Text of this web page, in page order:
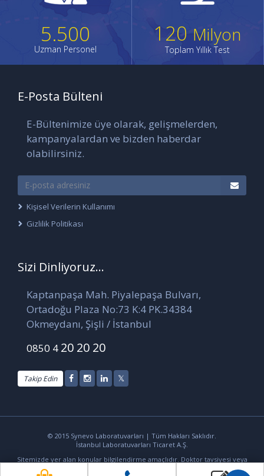
5.500
Uzman Personel
120 Milyon
Toplam Yıllık Test
E-Posta Bülteni
E-Bültenimize üye olarak, gelişmelerden,
kampanyalardan ve bizden haberdar
olabilirsiniz.
Kişisel Verilerin Kullanımı
Gizlilik Politikası
Sizi Dinliyoruz...
Kaptanpaşa Mah. Piyalepaşa Bulvarı,
Ortadoğu Plaza No:73 K:4 PK.34384
Okmeydanı, Şişli / İstanbul
0850 4 20 20 20
Takip Edin
© 2015 Synevo Laboratuvarları | Tüm Hakları Saklıdır.
İstanbul Laboratuvarları Ticaret A.Ş.
Sitemizde yer alan konular bilgilendirme amaçlıdır. Doktor tavsiyesi veya